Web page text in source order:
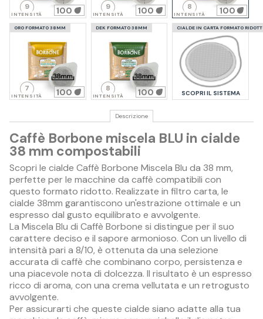
9
INTENSITÀ 100 9
INTENSITÀ 100 8
INTENSITÀ 100
ORO FORMATO 38MM
7
INTENSITÀ 100
DEK FORMATO 38MM
8
INTENSITÀ 100
CIALDE IN CARTA FORMATO
SCOPRI IL SISTEMA
Descrizione
Caffè Borbone miscela BLU in cialde
38 mm compostabili
Scopri le cialde Caffè Borbone Miscela Blu da 38 mm,
perfette per le macchine da caffè compatibili con
questo formato ridotto. Realizzate in filtro carta, le
cialde 38mm garantiscono un'estrazione ottimale e un
espresso dal gusto equilibrato e avvolgente.
La Miscela Blu di Caffè Borbone si distingue per il suo
carattere deciso e il sapore armonioso. Con un livello di
intensità pari a 8/10, è ottenuta da una selezione
accurata di caffè che combinano corpo, persistenza e
una piacevole nota di dolcezza. Il risultato è un espresso
ricco di aroma, con una crema vellutata e un retrogusto
avvolgente.
Per assicurarti che queste cialde siano adatte alla tua